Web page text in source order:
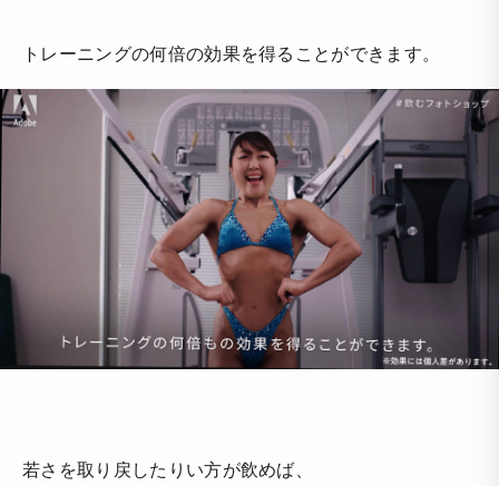
トレーニングの何倍の効果を得ることができます。
若さを取り戻したりい方が飲めば、